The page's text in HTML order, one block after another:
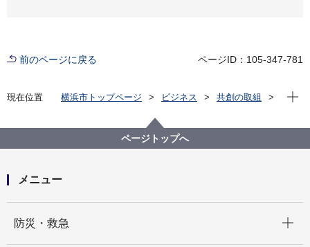
前のページに戻る ページID：105-347-781
現在位置 横浜市トップページ ビジネス
共創の取組
指定管理者施設一覧
横浜市スポーツ医科学センター
横浜市スポーツ医科学センターの指定管理者の事業計
現在
ページトップへ
メニュー
防災・救急